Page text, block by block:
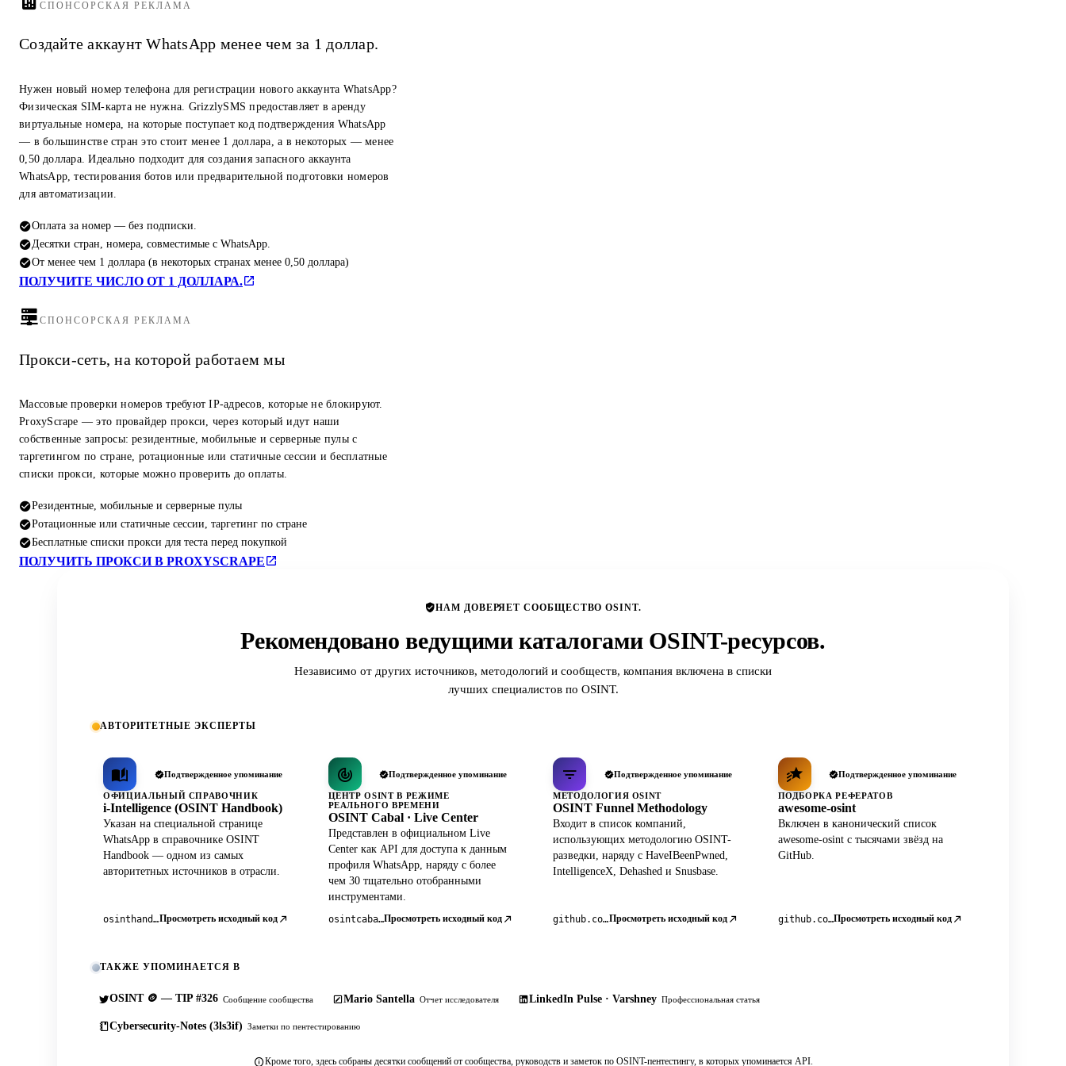
СПОНСОРСКАЯ РЕКЛАМА
Создайте аккаунт WhatsApp менее чем за 1 доллар.
Нужен новый номер телефона для регистрации нового аккаунта WhatsApp?
Физическая SIM-карта не нужна. GrizzlySMS предоставляет в аренду
виртуальные номера, на которые поступает код подтверждения WhatsApp
— в большинстве стран это стоит менее 1 доллара, а в некоторых — менее
0,50 доллара. Идеально подходит для создания запасного аккаунта
WhatsApp, тестирования ботов или предварительной подготовки номеров
для автоматизации.
Оплата за номер — без подписки.
Десятки стран, номера, совместимые с WhatsApp.
От менее чем 1 доллара (в некоторых странах менее 0,50 доллара)
ПОЛУЧИТЕ ЧИСЛО ОТ 1 ДОЛЛАРА.
СПОНСОРСКАЯ РЕКЛАМА
Прокси-сеть, на которой работаем мы
Массовые проверки номеров требуют IP-адресов, которые не блокируют.
ProxyScrape — это провайдер прокси, через который идут наши
собственные запросы: резидентные, мобильные и серверные пулы с
таргетингом по стране, ротационные или статичные сессии и бесплатные
списки прокси, которые можно проверить до оплаты.
Резидентные, мобильные и серверные пулы
Ротационные или статичные сессии, таргетинг по стране
Бесплатные списки прокси для теста перед покупкой
ПОЛУЧИТЬ ПРОКСИ В PROXYSCRAPE
НАМ ДОВЕРЯЕТ СООБЩЕСТВО OSINT.
Рекомендовано ведущими каталогами OSINT-ресурсов.
Независимо от других источников, методологий и сообществ, компания включена в списки
лучших специалистов по OSINT.
АВТОРИТЕТНЫЕ ЭКСПЕРТЫ
Подтвержденное упоминание
ОФИЦИАЛЬНЫЙ СПРАВОЧНИК
i-Intelligence (OSINT Handbook)
Указан на специальной странице
WhatsApp в справочнике OSINT
Handbook — одном из самых
авторитетных источников в отрасли.
osinthandbook.comПросмотреть исходный код
Подтвержденное упоминание
ЦЕНТР OSINT В РЕЖИМЕ
РЕАЛЬНОГО ВРЕМЕНИ
OSINT Cabal · Live Center
Представлен в официальном Live
Center как API для доступа к данным
профиля WhatsApp, наряду с более
чем 30 тщательно отобранными
инструментами.
osintcabal.orgПросмотреть исходный код
Подтвержденное упоминание
МЕТОДОЛОГИЯ OSINT
OSINT Funnel Methodology
Входит в список компаний,
использующих методологию OSINT-
разведки, наряду с HaveIBeenPwned,
IntelligenceX, Dehashed и Snusbase.
github.com/pdudotdev/ofmПросмотреть исходный код
Подтвержденное упоминание
ПОДБОРКА РЕФЕРАТОВ
awesome-osint
Включен в канонический список
awesome-osint с тысячами звёзд на
GitHub.
github.com/jivoi/awesome-osintПросмотреть исходный код
ТАКЖЕ УПОМИНАЕТСЯ В
OSINT 🪙 — TIP #326 Сообщение сообщества Mario Santella Отчет исследователя LinkedIn Pulse · Varshney Профессиональная статья
Cybersecurity-Notes (3ls3if) Заметки по пентестированию
Кроме того, здесь собраны десятки сообщений от сообщества, руководств и заметок по OSINT-пентестингу, в которых упоминается API.